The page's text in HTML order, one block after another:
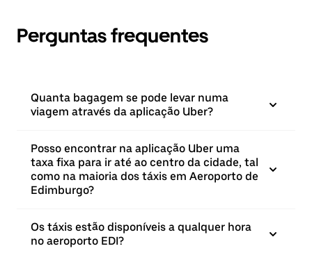
Perguntas frequentes
Quanta bagagem se pode levar numa
viagem através da aplicação Uber?
Posso encontrar na aplicação Uber uma
taxa fixa para ir até ao centro da cidade, tal
como na maioria dos táxis em Aeroporto de
Edimburgo?
Os táxis estão disponíveis a qualquer hora
no aeroporto EDI?